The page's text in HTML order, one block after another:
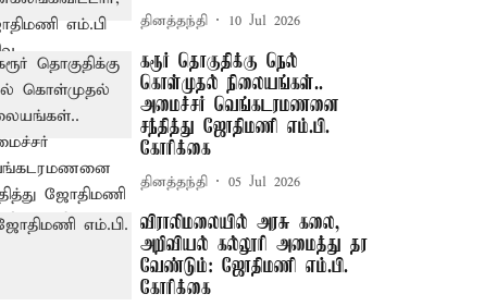
தினத்தந்தி 10 Jul 2026
கரூர் தொகுதிக்கு நெல்
கொள்முதல் நிலையங்கள்..
அமைச்சர் வெங்கடரமணனை
சந்தித்து ஜோதிமணி எம்.பி.
கோரிக்கை
தினத்தந்தி 05 Jul 2026
விராலிமலையில் அரசு கலை,
அறிவியல் கல்லூரி அமைத்து தர
வேண்டும்: ஜோதிமணி எம்.பி.
கோரிக்கை